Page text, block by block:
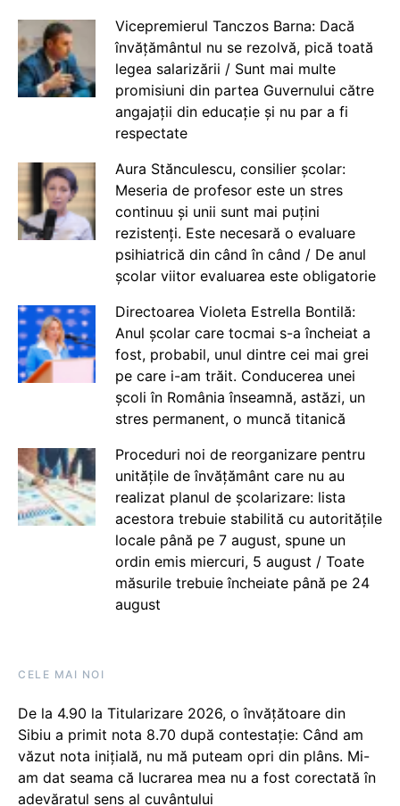
Vicepremierul Tanczos Barna: Dacă
învățământul nu se rezolvă, pică toată
legea salarizării / Sunt mai multe
promisiuni din partea Guvernului către
angajații din educație și nu par a fi
respectate
Aura Stănculescu, consilier școlar:
Meseria de profesor este un stres
continuu și unii sunt mai puțini
rezistenți. Este necesară o evaluare
psihiatrică din când în când / De anul
școlar viitor evaluarea este obligatorie
Directoarea Violeta Estrella Bontilă:
Anul școlar care tocmai s-a încheiat a
fost, probabil, unul dintre cei mai grei
pe care i-am trăit. Conducerea unei
școli în România înseamnă, astăzi, un
stres permanent, o muncă titanică
Proceduri noi de reorganizare pentru
unitățile de învățământ care nu au
realizat planul de școlarizare: lista
acestora trebuie stabilită cu autoritățile
locale până pe 7 august, spune un
ordin emis miercuri, 5 august / Toate
măsurile trebuie încheiate până pe 24
august
CELE MAI NOI
De la 4.90 la Titularizare 2026, o învățătoare din
Sibiu a primit nota 8.70 după contestație: Când am
văzut nota inițială, nu mă puteam opri din plâns. Mi-
am dat seama că lucrarea mea nu a fost corectată în
adevăratul sens al cuvântului